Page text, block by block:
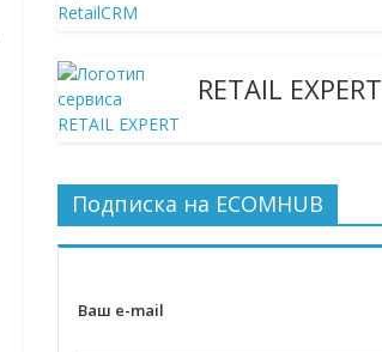
RETAIL EXPERT
Подписка на ECOMHUB
Ваш e-mail